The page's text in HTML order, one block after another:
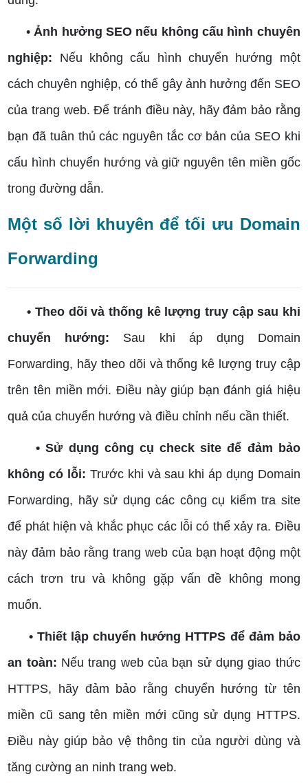
•Ảnh hưởng SEO nếu không cấu hình chuyên
nghiệp: Nếu không cấu hình chuyển hướng một
cách chuyên nghiệp, có thể gây ảnh hưởng đến SEO
của trang web. Để tránh điều này, hãy đảm bảo rằng
bạn đã tuân thủ các nguyên tắc cơ bản của SEO khi
cấu hình chuyển hướng và giữ nguyên tên miền gốc
trong đường dẫn.
Một số lời khuyên để tối ưu Domain
Forwarding
• Theo dõi và thống kê lượng truy cập sau khi
chuyển hướng: Sau khi áp dụng Domain
Forwarding, hãy theo dõi và thống kê lượng truy cập
trên tên miền mới. Điều này giúp bạn đánh giá hiệu
quả của chuyển hướng và điều chỉnh nếu cần thiết.
• Sử dụng công cụ check site để đảm bảo
không có lỗi: Trước khi và sau khi áp dụng Domain
Forwarding, hãy sử dụng các công cụ kiểm tra site
để phát hiện và khắc phục các lỗi có thể xảy ra. Điều
này đảm bảo rằng trang web của bạn hoạt động một
cách trơn tru và không gặp vấn đề không mong
muốn.
• Thiết lập chuyển hướng HTTPS để đảm bảo
an toàn: Nếu trang web của bạn sử dụng giao thức
HTTPS, hãy đảm bảo rằng chuyển hướng từ tên
miền cũ sang tên miền mới cũng sử dụng HTTPS.
Điều này giúp bảo vệ thông tin của người dùng và
tăng cường an ninh trang web.